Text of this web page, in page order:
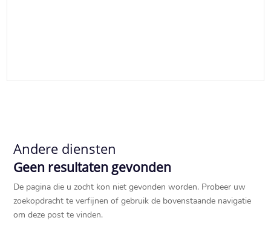
Andere diensten
Geen resultaten gevonden
De pagina die u zocht kon niet gevonden worden. Probeer uw
zoekopdracht te verfijnen of gebruik de bovenstaande navigatie
om deze post te vinden.